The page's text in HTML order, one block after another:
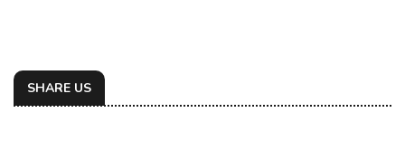
SHARE US